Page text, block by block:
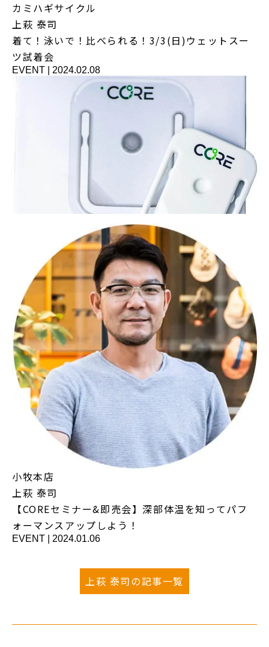
カミハギサイクル
上萩 泰司
着て！泳いで！比べられる！3/3(日)ウェットスー
ツ試着会
EVENT 2024.02.08
小牧本店
上萩 泰司
【COREセミナー&即売会】深部体温を知ってパフ
ォーマンスアップしよう！
EVENT 2024.01.06
上萩 泰司の記事一覧